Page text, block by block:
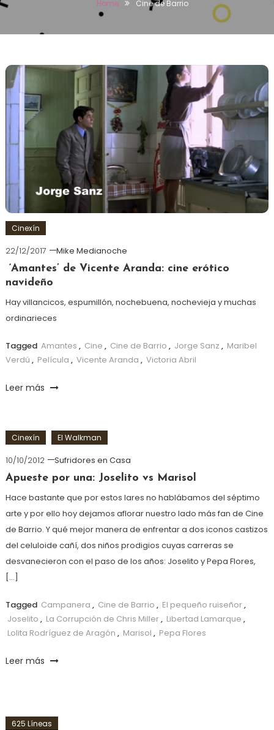
Home Cine de Barrio
Cinexín
22/12/2017
Mike Medianoche
‘Amantes’ de Vicente Aranda: cine erótico
navideño
Hay villancicos, espumillón, nochebuena, nochevieja y muchas
ordinarieces
Tagged Amantes , Cine , Cine de Barrio , Jorge Sanz , Maribel
Verdú , Película , Vicente Aranda , Victoria Abril
Leer más
Cinexín El Walkman
10/10/2012
Sufridores en Casa
Apueste por una: Joselito vs Marisol
Hace bastante que por estos lares no hablábamos del séptimo
arte y por ello hoy dejamos aflorar nuestro lado más fan de Cine
de Barrio. Y qué mejor manera de enfrentar a dos iconos castizos
del celuloide cañí, dos niños prodigios cuyas carreras se
desvanecieron con el paso de los años: Joselito y Pepa Flores,
[…]
Tagged Campanera , Cine de Barrio , El pequeño ruiseñor,
Joselito , La Corrupción de Chris Miller, Libertad Lamarque ,
Lolita Rodríguez de Aragón , Marisol , Pepa Flores
Leer más
625 Líneas